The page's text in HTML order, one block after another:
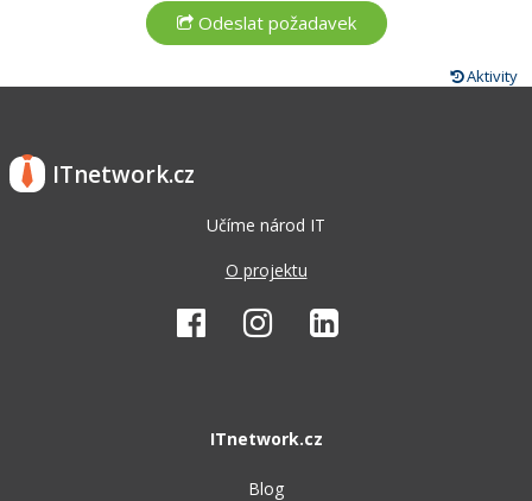
Aktivity
ITnetwork.cz
Učíme národ IT
O projektu
ITnetwork.cz
Blog